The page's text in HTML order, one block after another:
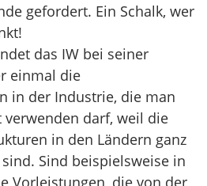
gefordert. Ein Schalk, wer
das IW bei seiner
einmal die
in der Industrie, die man
darf, weil die
in den Ländern ganz
Sind beispielsweise in
Vorleistungen, die von der